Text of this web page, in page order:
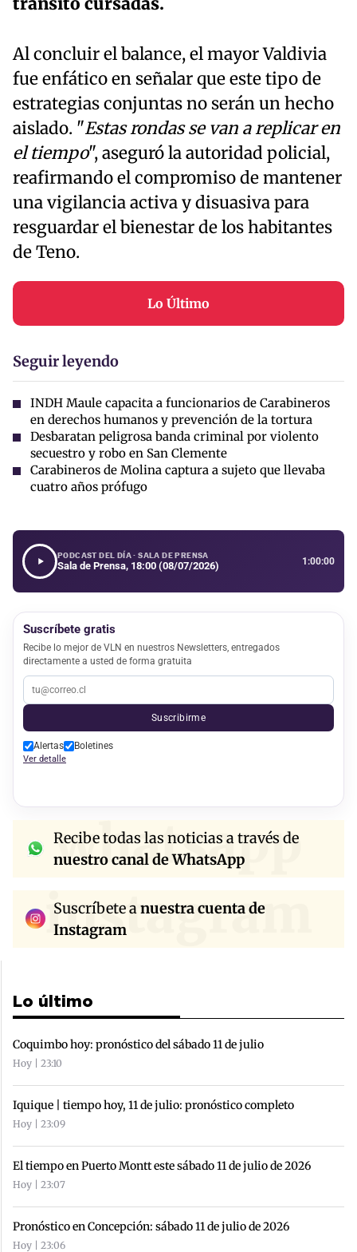
Al concluir el balance, el mayor Valdivia
fue enfático en señalar que este tipo de
estrategias conjuntas no serán un hecho
aislado. "Estas rondas se van a replicar en
el tiempo", aseguró la autoridad policial,
reafirmando el compromiso de mantener
una vigilancia activa y disuasiva para
resguardar el bienestar de los habitantes
de Teno.
Lo Último
Seguir leyendo
INDH Maule capacita a funcionarios de Carabineros
en derechos humanos y prevención de la tortura
Desbaratan peligrosa banda criminal por violento
secuestro y robo en San Clemente
Carabineros de Molina captura a sujeto que llevaba
cuatro años prófugo
PODCAST DEL DÍA · SALA DE PRENSA
Sala de Prensa, 18:00 (08/07/2026) 1:00:00
Suscríbete gratis
Recibe lo mejor de VLN en nuestros Newsletters, entregados
directamente a usted de forma gratuita
Suscribirme
Alertas Boletines
Ver detalle
whatsapp
Recibe todas las noticias a través de
nuestro canal de WhatsApp
instagram
Suscríbete a nuestra cuenta de
Instagram
Lo último
Coquimbo hoy: pronóstico del sábado 11 de julio
Hoy | 23:10
Iquique | tiempo hoy, 11 de julio: pronóstico completo
Hoy | 23:09
El tiempo en Puerto Montt este sábado 11 de julio de 2026
Hoy | 23:07
Pronóstico en Concepción: sábado 11 de julio de 2026
Hoy | 23:06